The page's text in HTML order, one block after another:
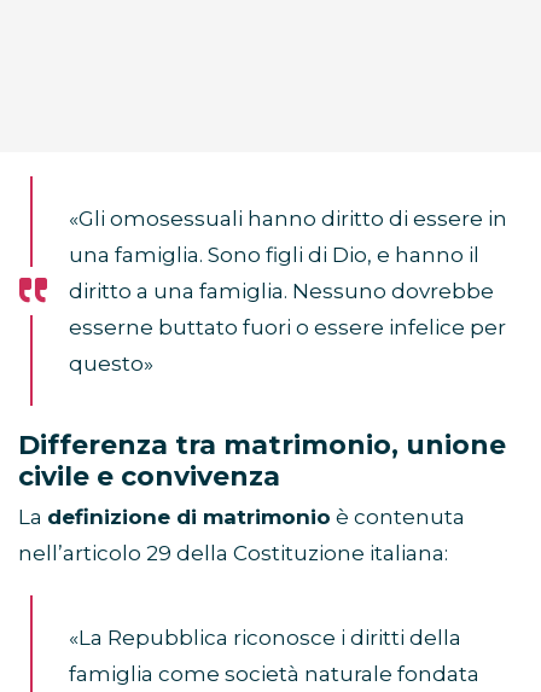
«Gli omosessuali hanno diritto di essere in
una famiglia. Sono figli di Dio, e hanno il
diritto a una famiglia. Nessuno dovrebbe
esserne buttato fuori o essere infelice per
questo»
Differenza tra matrimonio, unione
civile e convivenza
La definizione di matrimonio è contenuta
nell’articolo 29 della Costituzione italiana:
«La Repubblica riconosce i diritti della
famiglia come società naturale fondata